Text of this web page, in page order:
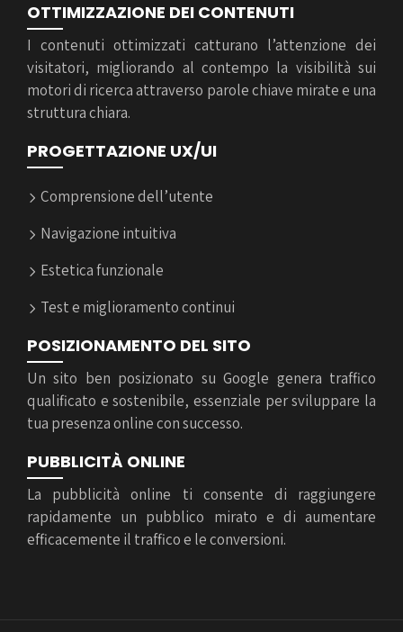
OTTIMIZZAZIONE DEI CONTENUTI
I contenuti ottimizzati catturano l’attenzione dei
visitatori, migliorando al contempo la visibilità sui
motori di ricerca attraverso parole chiave mirate e una
struttura chiara.
PROGETTAZIONE UX/UI
Comprensione dell’utente
Navigazione intuitiva
Estetica funzionale
Test e miglioramento continui
POSIZIONAMENTO DEL SITO
Un sito ben posizionato su Google genera traffico
qualificato e sostenibile, essenziale per sviluppare la
tua presenza online con successo.
PUBBLICITÀ ONLINE
La pubblicità online ti consente di raggiungere
rapidamente un pubblico mirato e di aumentare
efficacemente il traffico e le conversioni.